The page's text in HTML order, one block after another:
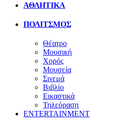
ΑΘΛΗΤΙΚΑ
ΠΟΛΙΤΣΜΟΣ
Θέατρο
Μουσική
Χορός
Μουσεία
Σινεμά
Βιβλίο
Εικαστικά
Τηλεόραση
ENTERTAINMENT